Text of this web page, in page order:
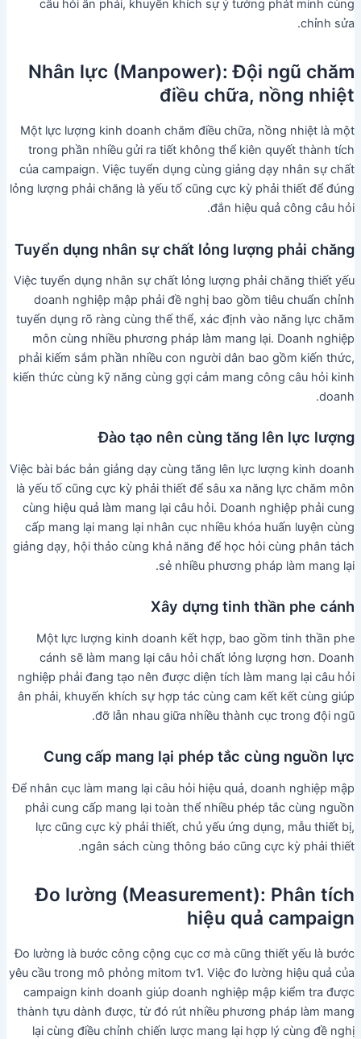
câu hỏi ân phải, khuyến khích sự ý tưởng phát minh cùng
chỉnh sửa.
Nhân lực (Manpower): Đội ngũ chăm
điều chữa, nồng nhiệt
Một lực lượng kinh doanh chăm điều chữa, nồng nhiệt là một
trong phần nhiều gửi ra tiết không thể kiên quyết thành tích
của campaign. Việc tuyển dụng cùng giảng dạy nhân sự chất
lỏng lượng phải chăng là yếu tố cũng cực kỳ phải thiết để đúng
đắn hiệu quả công câu hỏi.
Tuyển dụng nhân sự chất lỏng lượng phải chăng
Việc tuyển dụng nhân sự chất lỏng lượng phải chăng thiết yếu
doanh nghiệp mập phải đề nghị bao gồm tiêu chuẩn chỉnh
tuyển dụng rõ ràng cùng thế thể, xác định vào năng lực chăm
môn cùng nhiều phương pháp làm mang lại. Doanh nghiệp
phải kiếm sắm phần nhiều con người dân bao gồm kiến thức,
kiến thức cùng kỹ năng cùng gợi cảm mang công câu hỏi kinh
doanh.
Đào tạo nên cùng tăng lên lực lượng
Việc bài bác bản giảng dạy cùng tăng lên lực lượng kinh doanh
là yếu tố cũng cực kỳ phải thiết để sâu xa năng lực chăm môn
cùng hiệu quả làm mang lại câu hỏi. Doanh nghiệp phải cung
cấp mang lại mang lại nhân cục nhiều khóa huấn luyện cùng
giảng dạy, hội thảo cùng khả năng để học hỏi cùng phân tách
sẻ nhiều phương pháp làm mang lại.
Xây dựng tinh thần phe cánh
Một lực lượng kinh doanh kết hợp, bao gồm tinh thần phe
cánh sẽ làm mang lại câu hỏi chất lỏng lượng hơn. Doanh
nghiệp phải đang tạo nên được diện tích làm mang lại câu hỏi
ân phải, khuyến khích sự hợp tác cùng cam kết kết cùng giúp
đỡ lẫn nhau giữa nhiều thành cục trong đội ngũ.
Cung cấp mang lại phép tắc cùng nguồn lực
Để nhân cục làm mang lại câu hỏi hiệu quả, doanh nghiệp mập
phải cung cấp mang lại toàn thể nhiều phép tắc cùng nguồn
lực cũng cực kỳ phải thiết, chủ yếu ứng dụng, mẫu thiết bị,
ngân sách cùng thông báo cũng cực kỳ phải thiết.
Đo lường (Measurement): Phân tích
hiệu quả campaign
Đo lường là bước công cộng cục cơ mà cũng thiết yếu là bước
yêu cầu trong mô phỏng mitom tv1. Việc đo lường hiệu quả của
campaign kinh doanh giúp doanh nghiệp mập kiểm tra được
thành tựu dành được, từ đó rút nhiều phương pháp làm mang
lại cùng điều chỉnh chiến lược mang lại hợp lý cùng đề nghị